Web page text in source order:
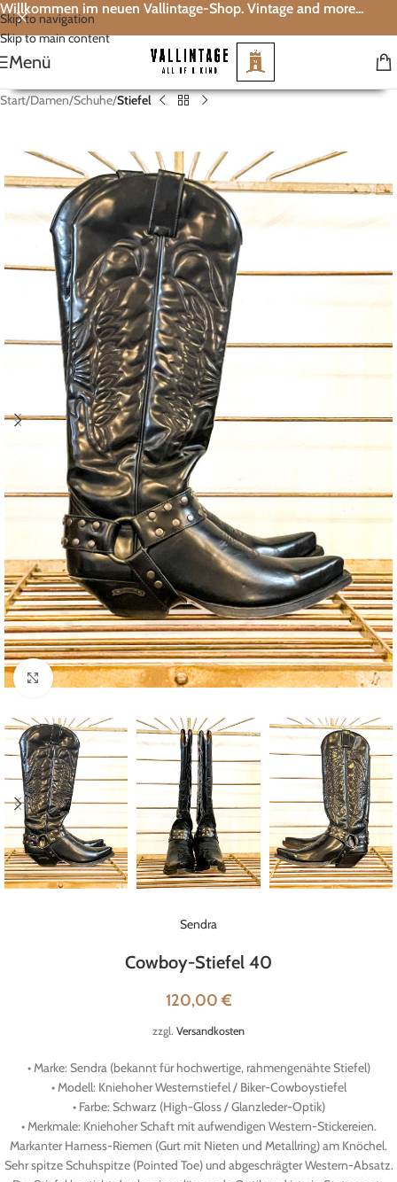
Skip to navigation
Skip to main content
Willkommen im neuen Vallintage-Shop. Vintage and more...
Menü
Start Damen Schuhe Stiefel
Klick zum Vergrößern
Sendra
Cowboy-Stiefel 40
120,00 €
zzgl. Versandkosten
• Marke: Sendra (bekannt für hochwertige, rahmengenähte Stiefel)
• Modell: Kniehoher Westernstiefel / Biker-Cowboystiefel
• Farbe: Schwarz (High-Gloss / Glanzleder-Optik)
• Merkmale: Kniehoher Schaft mit aufwendigen Western-Stickereien.
Markanter Harness-Riemen (Gurt mit Nieten und Metallring) am Knöchel.
Sehr spitze Schuhspitze (Pointed Toe) und abgeschrägter Western-Absatz.